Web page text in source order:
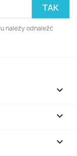
należy odnaleźć


